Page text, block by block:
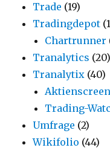
Trade (19)
Tradingdepot
Chartrunner
Tranalytics (20)
Tranalytix (40)
Trading-
Umfrage (2)
Wikifolio (44)